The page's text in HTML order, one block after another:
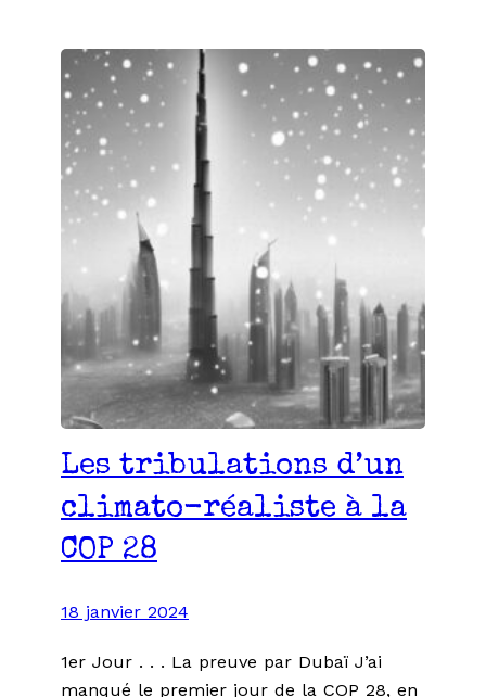
Les tribulations d’un
climato-réaliste à la
COP 28
18 janvier 2024
1er Jour . . . La preuve par Dubaï J’ai
manqué le premier jour de la COP 28, en